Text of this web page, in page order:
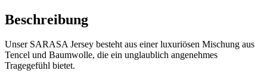
Beschreibung
Unser SARASA Jersey besteht aus einer luxuriösen Mischung aus
Tencel und Baumwolle, die ein unglaublich angenehmes
Tragegefühl bietet.